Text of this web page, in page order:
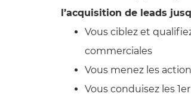
l’acquisition de leads
Vous ciblez et
commerciales
Vous menez les
Vous conduisez les